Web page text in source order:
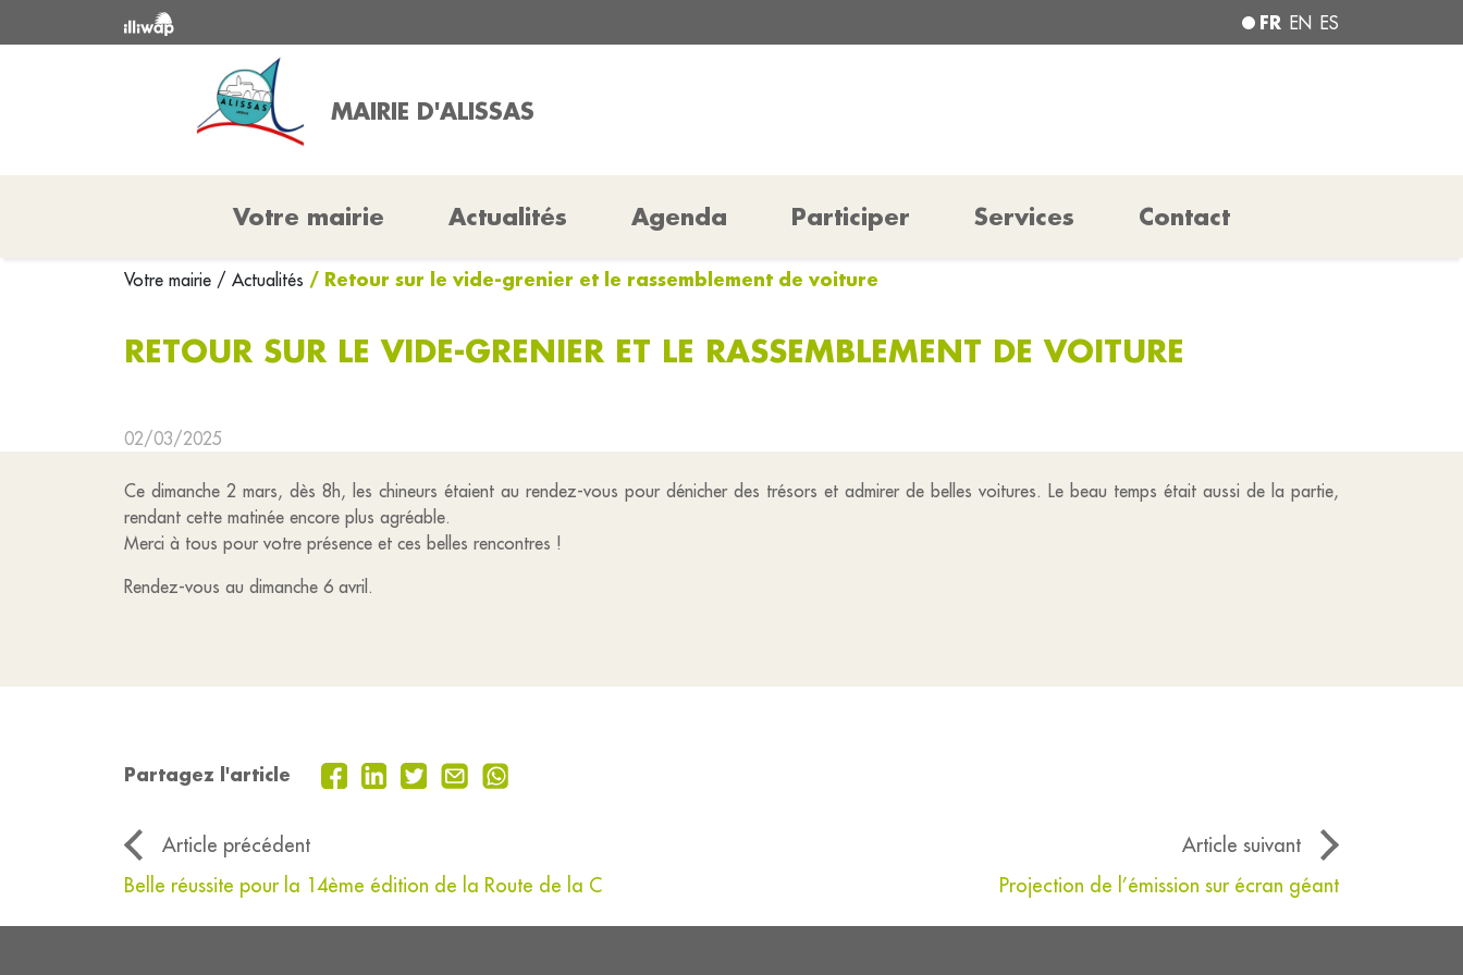
FR EN ES
MAIRIE D'ALISSAS
Votre mairie Actualités Agenda Participer Services Contact
Votre mairie / Actualités / Retour sur le vide-grenier et le rassemblement de voiture
RETOUR SUR LE VIDE-GRENIER ET LE RASSEMBLEMENT DE VOITURE
02/03/2025
Ce dimanche 2 mars, dès 8h, les chineurs étaient au rendez-vous pour dénicher des trésors et admirer de belles voitures. Le beau temps était aussi de la partie,
rendant cette matinée encore plus agréable.
Merci à tous pour votre présence et ces belles rencontres !
Rendez-vous au dimanche 6 avril.
Partagez l'article
Article précédent
Article suivant
Belle réussite pour la 14ème édition de la Route de la C
Projection de l’émission sur écran géant